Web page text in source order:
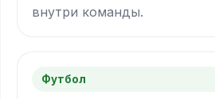
внутри команды.
Футбол